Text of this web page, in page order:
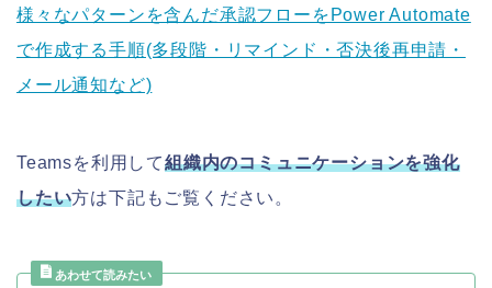
様々なパターンを含んだ承認フローをPower Automate
で作成する手順(多段階・リマインド・否決後再申請・
メール通知など)
Teamsを利用して組織内のコミュニケーションを強化
したい方は下記もご覧ください。